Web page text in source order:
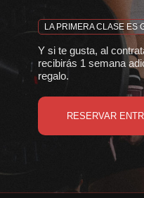
LA PRIMERA CLASE ES
Y si te gusta, al
recibirás 1 semana
regalo.
RESERVAR